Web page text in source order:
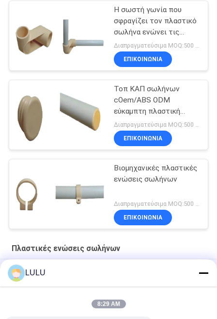
Η σωστή γωνία που
σφραγίζει τον πλαστικό
σωλήνα ενώνει τις
συναρμολογήσεις
ISO9001: 2008
Διαπραγματεύσιμα MOQ:500 τμχ
ΕΠΙΚΟΙΝΩΝΊΑ
Τοπ ΚΑΠ σωλήνων
cOem/ABS ODM
εύκαμπτη πλαστική
αντοχή ενώσεων
ΕΠΙΚΟΙΝΩΝΊΑ
Βιομηχανικές πλαστικές
ενώσεις σωλήνων
ΕΠΙΚΟΙΝΩΝΊΑ
Πλαστικές ενώσεις σωλήνων
Μπεζ μαύρα πλαστικά σωλήνων ABS Mterial εξαρτημάτων
υδροσωλήνων συνδετήρων πλαστικά 4 τρόποι
LULU
8:29 AM